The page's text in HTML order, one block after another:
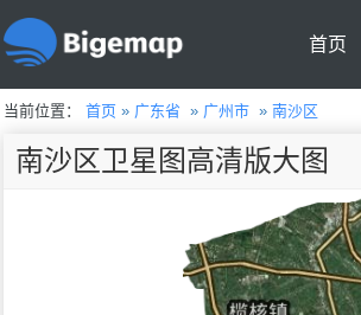
首页
当前位置： 首页» 广东省 » 广州市» 南沙区
南沙区卫星图高清版大图